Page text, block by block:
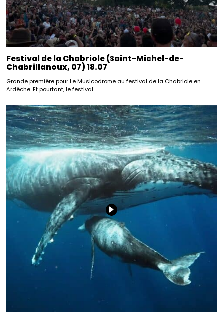
Festival de la Chabriole (Saint-Michel-de-
Chabrillanoux, 07) 18.07
Grande première pour Le Musicodrome au festival de la Chabriole en
Ardèche. Et pourtant, le festival